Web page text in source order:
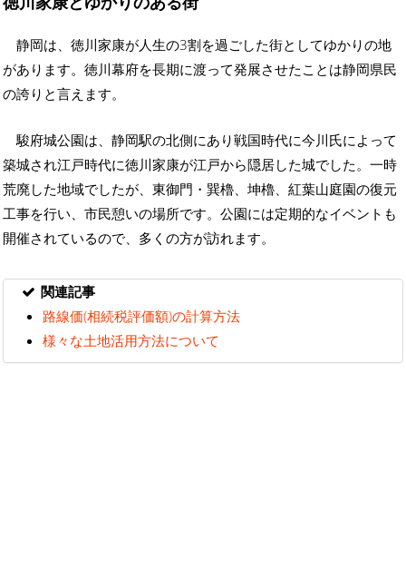
静岡は、徳川家康が人生の3割を過ごした街としてゆかりの地
があります。徳川幕府を長期に渡って発展させたことは静岡県民
の誇りと言えます。
駿府城公園は、静岡駅の北側にあり戦国時代に今川氏によって
築城され江戸時代に徳川家康が江戸から隠居した城でした。一時
荒廃した地域でしたが、東御門・巽櫓、坤櫓、紅葉山庭園の復元
工事を行い、市民憩いの場所です。公園には定期的なイベントも
開催されているので、多くの方が訪れます。
関連記事
路線価(相続税評価額)の計算方法
様々な土地活用方法について